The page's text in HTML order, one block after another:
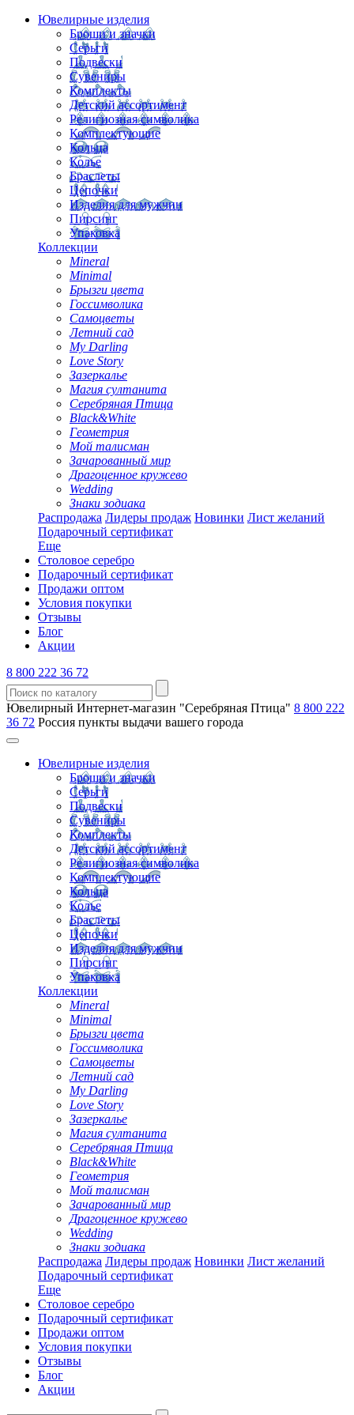
Ювелирные изделия
Броши и значки
Серьги
Подвески
Сувениры
Комплекты
Детский ассортимент
Религиозная символика
Комплектующие
Кольца
Колье
Браслеты
Цепочки
Изделия для мужчин
Пирсинг
Упаковка
Коллекции
Mineral
Minimal
Брызги цвета
Госсимволика
Самоцветы
Летний сад
My Darling
Love Story
Зазеркалье
Магия султанита
Серебряная Птица
Black&White
Геометрия
Мой талисман
Зачарованный мир
Драгоценное кружево
Wedding
Знаки зодиака
Распродажа Лидеры продаж Новинки Лист желаний
Подарочный сертификат
Еще
Столовое серебро
Подарочный сертификат
Продажи оптом
Условия покупки
Отзывы
Блог
Акции
8 800 222 36 72
Ювелирный Интернет-магазин "Серебряная Птица" 8 800 222
36 72 Россия пункты выдачи вашего города
Ювелирные изделия
Броши и значки
Серьги
Подвески
Сувениры
Комплекты
Детский ассортимент
Религиозная символика
Комплектующие
Кольца
Колье
Браслеты
Цепочки
Изделия для мужчин
Пирсинг
Упаковка
Коллекции
Mineral
Minimal
Брызги цвета
Госсимволика
Самоцветы
Летний сад
My Darling
Love Story
Зазеркалье
Магия султанита
Серебряная Птица
Black&White
Геометрия
Мой талисман
Зачарованный мир
Драгоценное кружево
Wedding
Знаки зодиака
Распродажа Лидеры продаж Новинки Лист желаний
Подарочный сертификат
Еще
Столовое серебро
Подарочный сертификат
Продажи оптом
Условия покупки
Отзывы
Блог
Акции